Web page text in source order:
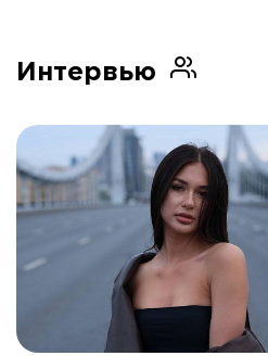
Интервью